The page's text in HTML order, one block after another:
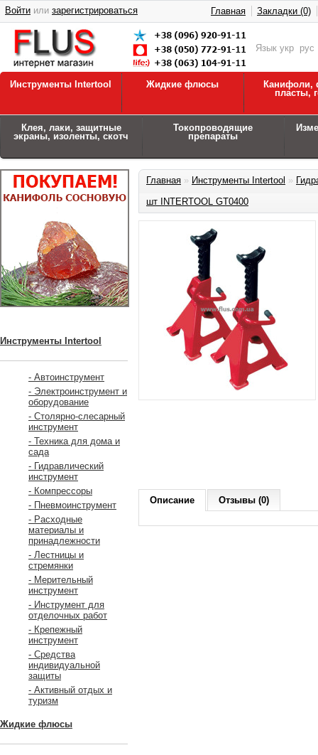
Язык укр рус
Войти или зарегистрироваться Главная Закладки (0)
Инструменты Intertool Жидкие флюсы
Канифоли,
пласты,
Клея, лаки, защитные
экраны, изоленты, скотч
Токопроводящие
препараты
Инструменты Intertool
- Автоинструмент
- Электроинструмент и
оборудование
- Столярно-слесарный
инструмент
- Техника для дома и
сада
- Гидравлический
инструмент
- Компрессоры
- Пневмоинструмент
- Расходные
материалы и
принадлежности
- Лестницы и
стремянки
- Мерительный
инструмент
- Инструмент для
отделочных работ
- Крепежный
инструмент
- Средства
индивидуальной
защиты
- Активный отдых и
туризм
Жидкие флюсы
Главная » Инструменты Intertool »
шт INTERTOOL GT0400
Описание Отзывы (0)